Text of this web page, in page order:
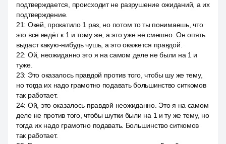
подтверждается, происходит не разрушение ожиданий, а их
подтверждение.
21: Окей, прокатило 1 раз, но потом то ты понимаешь, что
это все ведёт к 1 и тому же, а это уже не смешно. Он опять
выдаст какую-нибудь чушь, а это окажется правдой.
22: Ой, неожиданно это я на самом деле не были на 1 и
туже.
23: Это оказалось правдой против того, чтобы шу же тему,
но тогда их надо грамотно подавать большинство ситкомов
так работает.
24: Ой, это оказалось правдой неожиданно. Это я на самом
деле не против того, чтобы шутки были на 1 и ту же тему, но
тогда их надо грамотно подавать. Большинство ситкомов
так работает.